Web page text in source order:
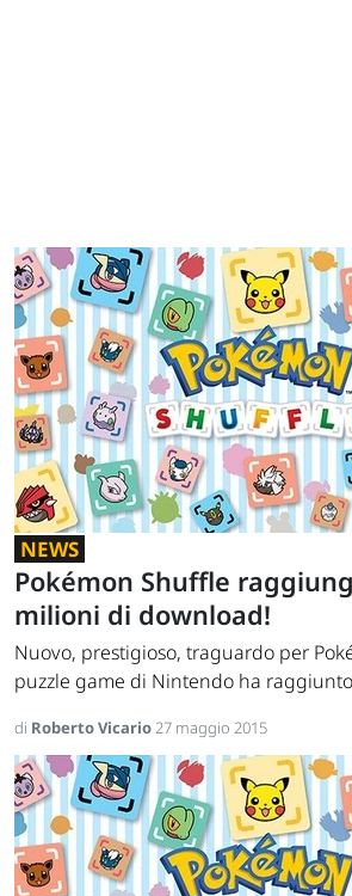
NEWS
Pokémon Shuffle
milioni di download!
Nuovo, prestigioso, traguardo per
puzzle game di Nintendo ha
di Roberto Vicario27 maggio 2015